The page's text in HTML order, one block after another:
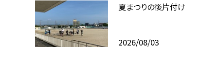
夏まつりの後片付け
2026/08/03